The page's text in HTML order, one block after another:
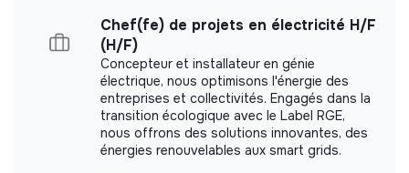
Diversity & inclusion
Premises Accessibility
Salary Equity
Balanced Representation
Governance principles
Chef(fe) de projets en électricité H/F
(H/F)
Concepteur et installateur en génie
électrique, nous optimisons l'énergie des
entreprises et collectivités. Engagés dans la
transition écologique avec le Label RGE,
nous offrons des solutions innovantes, des
énergies renouvelables aux smart grids.